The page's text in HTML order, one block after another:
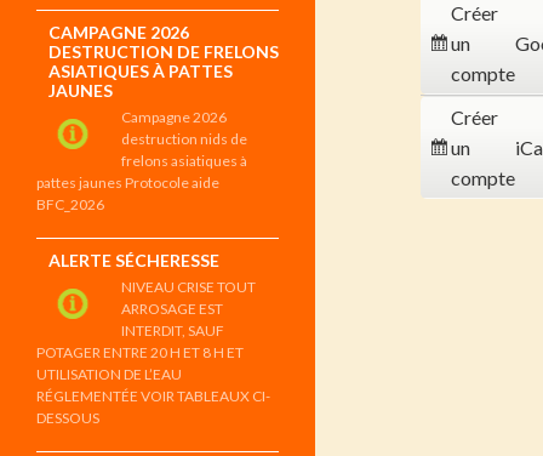
Créer
un
compte
Créer
un
compte
CAMPAGNE 2026
DESTRUCTION DE FRELONS
ASIATIQUES À PATTES
JAUNES
Campagne 2026
destruction nids de
frelons asiatiques à
pattes jaunes Protocole aide
BFC_2026
ALERTE SÉCHERESSE
NIVEAU CRISE TOUT
ARROSAGE EST
INTERDIT, SAUF
POTAGER ENTRE 20 H ET 8 H ET
UTILISATION DE L’EAU
RÉGLEMENTÉE VOIR TABLEAUX CI-
DESSOUS